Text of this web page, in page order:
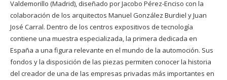
Valdemorillo (Madrid), diseñado por Jacobo Pérez-Enciso con la
colaboración de los arquitectos Manuel González Burdiel y Juan
José Carral. Dentro de los centros expositivos de tecnología
contiene una muestra especializada, la primera dedicada en
España a una figura relevante en el mundo de la automoción. Sus
fondos y la disposición de las piezas permiten conocer la historia
del creador de una de las empresas privadas más importantes en